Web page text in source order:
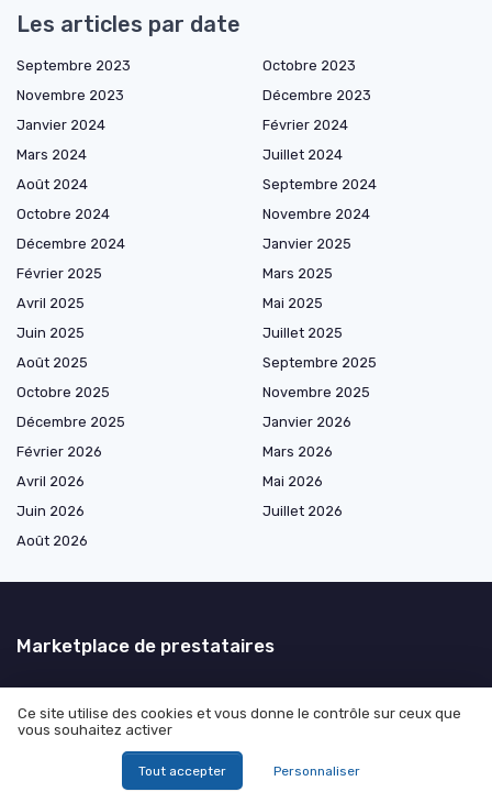
Les articles par date
Septembre 2023
Octobre 2023
Novembre 2023
Décembre 2023
Janvier 2024
Février 2024
Mars 2024
Juillet 2024
Août 2024
Septembre 2024
Octobre 2024
Novembre 2024
Décembre 2024
Janvier 2025
Février 2025
Mars 2025
Avril 2025
Mai 2025
Juin 2025
Juillet 2025
Août 2025
Septembre 2025
Octobre 2025
Novembre 2025
Décembre 2025
Janvier 2026
Février 2026
Mars 2026
Avril 2026
Mai 2026
Juin 2026
Juillet 2026
Août 2026
Marketplace de prestataires
Les plus lus
Quel magasin accepte la carte swile
Carte cadeau swile : tout ce que vous devez savoir
Ce site utilise des cookies et vous donne le contrôle sur ceux que
vous souhaitez activer
Tout accepter Personnaliser